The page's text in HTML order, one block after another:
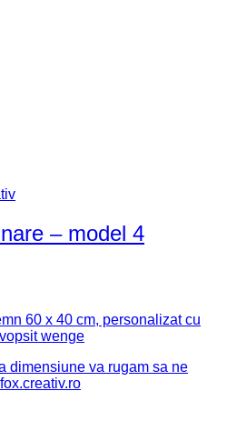
– model 4
60 x 40 cm, personalizat cu
wenge
dimensiune va rugam sa ne